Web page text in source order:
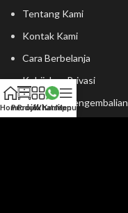
Tentang Kami
Kontak Kami
Cara Berbelanja
Kebijakan Privasi
Kebijakan Pengembalian
HomeProduk
Projek Kami
Whatsapp
Menu